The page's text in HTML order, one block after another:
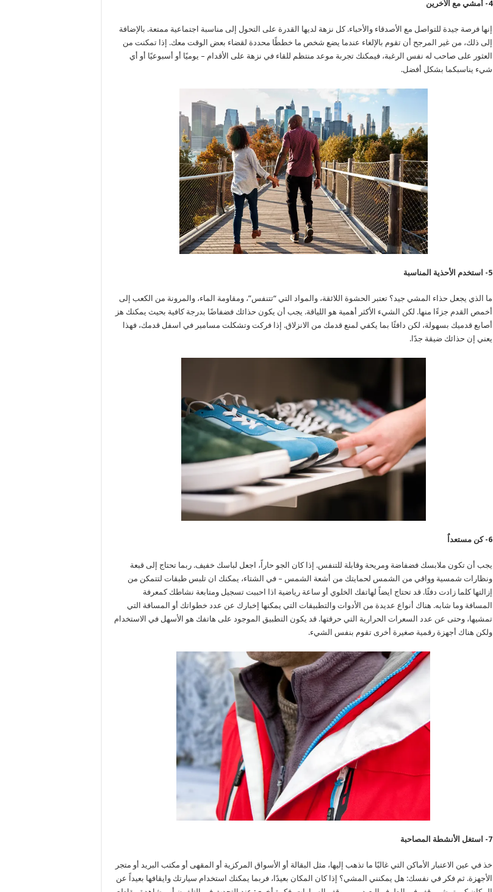
4- أمشي مع الآخرين
إنها فرصة جيدة للتواصل مع الأصدقاء والأحباء. كل نزهة لديها القدرة على التحول إلى مناسبة اجتماعية ممتعة. بالإضافة
إلى ذلك، من غير المرجح أن تقوم بالإلغاء عندما يضع شخص ما خططًا محددة لقضاء بعض الوقت معك. إذا تمكنت من
العثور على صاحب له نفس الرغبة، فيمكنك تجربة موعد منتظم للقاء في نزهة على الأقدام – يوميًا أو أسبوعيًا أو أي
شيء يناسبكما بشكل أفضل.
5- استخدم الأحذية المناسبة
ما الذي يجعل حذاء المشي جيد؟ تعتبر الحشوة اللائقة، والمواد التي “تتنفس”، ومقاومة الماء، والمرونة من الكعب إلى
أخمص القدم جزءًا منها. لكن الشيء الأكثر أهمية هو اللياقة. يجب أن يكون حذائك فضفاضًا بدرجة كافية بحيث يمكنك هز
أصابع قدميك بسهولة، لكن دافئًا بما يكفي لمنع قدمك من الانزلاق. إذا فركت وتشكلت مسامير في اسفل قدمك، فهذا
يعني إن حذائك ضيقة جدًا.
6- كن مستعداٌ
يجب أن تكون ملابسك فضفاضة ومريحة وقابلة للتنفس. إذا كان الجو حاراً، اجعل لباسك خفيف. ربما تحتاج إلى قبعة
ونظارات شمسية وواقي من الشمس لحمايتك من أشعة الشمس – في الشتاء، يمكنك ان تلبس طبقات لتتمكن من
إزالتها كلما زادت دفئًا. قد تحتاج ايضاً لهاتفك الخلوي أو ساعة رياضية اذا احببت تسجيل ومتابعة نشاطك كمعرفة
المسافة وما شابه. هناك أنواع عديدة من الأدوات والتطبيقات التي يمكنها إخبارك عن عدد خطواتك أو المسافة التي
تمشيها، وحتى عن عدد السعرات الحرارية التي حرقتها. قد يكون التطبيق الموجود على هاتفك هو الأسهل في الاستخدام
ولكن هناك أجهزة رقمية صغيرة أخرى تقوم بنفس الشيء.
7- استغل الأنشطة المصاحبة
خذ في عين الاعتبار الأماكن التي غالبًا ما تذهب إليها، مثل البقالة أو الأسواق المركزية أو المقهى أو مكتب البريد أو متجر
الأجهزة. ثم فكر في نفسك: هل يمكنني المشي؟ إذا كان المكان بعيدًا، فربما يمكنك استخدام سيارتك وايقافها بعيداً عن